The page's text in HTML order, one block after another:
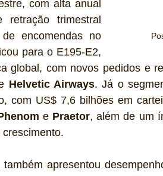
com alta anual
trimestral
encomendas no
para o E195-E2,
global, com novos pedidos e
Helvetic Airways. Já o
com US$ 7,6 bilhões em
e Praetor, além de um
apresentou